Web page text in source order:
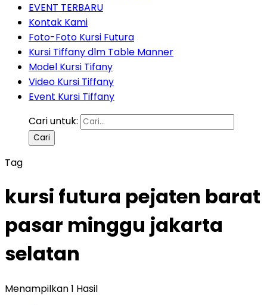
EVENT TERBARU
Kontak Kami
Foto-Foto Kursi Futura
Kursi Tiffany dlm Table Manner
Model Kursi Tifany
Video Kursi Tiffany
Event Kursi Tiffany
Cari untuk:
Tag
kursi futura pejaten barat
pasar minggu jakarta
selatan
Menampilkan 1 Hasil